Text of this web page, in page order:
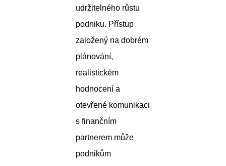
udržitelného růstu
podniku. Přístup
založený na dobrém
plánování,
realistickém
hodnocení a
otevřené komunikaci
s finančním
partnerem může
podnikům